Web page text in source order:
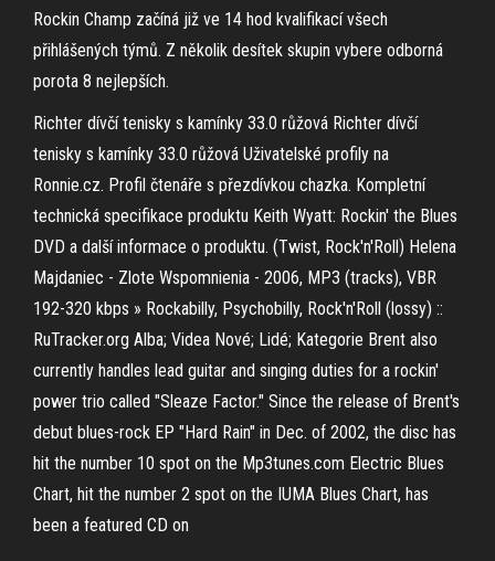
Rockin Champ začíná již ve 14 hod kvalifikací všech
přihlášených týmů. Z několik desítek skupin vybere odborná
porota 8 nejlepších.
Richter dívčí tenisky s kamínky 33.0 růžová Richter dívčí
tenisky s kamínky 33.0 růžová Uživatelské profily na
Ronnie.cz. Profil čtenáře s přezdívkou chazka. Kompletní
technická specifikace produktu Keith Wyatt: Rockin' the Blues
DVD a další informace o produktu. (Twist, Rock'n'Roll) Helena
Majdaniec - Zlote Wspomnienia - 2006, MP3 (tracks), VBR
192-320 kbps » Rockabilly, Psychobilly, Rock'n'Roll (lossy) ::
RuTracker.org Alba; Videa Nové; Lidé; Kategorie Brent also
currently handles lead guitar and singing duties for a rockin'
power trio called "Sleaze Factor." Since the release of Brent's
debut blues-rock EP "Hard Rain" in Dec. of 2002, the disc has
hit the number 10 spot on the Mp3tunes.com Electric Blues
Chart, hit the number 2 spot on the IUMA Blues Chart, has
been a featured CD on